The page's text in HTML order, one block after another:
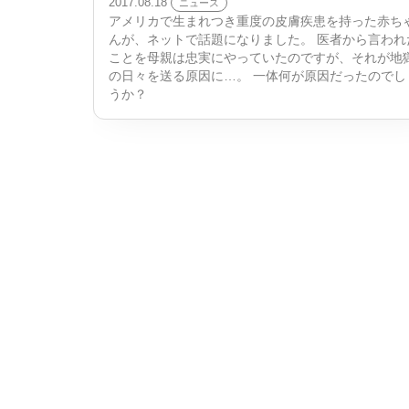
ニュース
アメリカで生まれつき重度の皮膚疾患を持った赤ち
んが、ネットで話題になりました。 医者から言われ
ことを母親は忠実にやっていたのですが、それが地
の日々を送る原因に…。 一体何が原因だったのでし
うか？